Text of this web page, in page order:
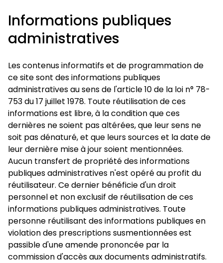
Informations publiques
administratives
Les contenus informatifs et de programmation de
ce site sont des informations publiques
administratives au sens de l'article 10 de la loi n° 78-
753 du 17 juillet 1978. Toute réutilisation de ces
informations est libre, à la condition que ces
dernières ne soient pas altérées, que leur sens ne
soit pas dénaturé, et que leurs sources et la date de
leur dernière mise à jour soient mentionnées.
Aucun transfert de propriété des informations
publiques administratives n'est opéré au profit du
réutilisateur. Ce dernier bénéficie d'un droit
personnel et non exclusif de réutilisation de ces
informations publiques administratives. Toute
personne réutilisant des informations publiques en
violation des prescriptions susmentionnées est
passible d'une amende prononcée par la
commission d'accès aux documents administratifs.